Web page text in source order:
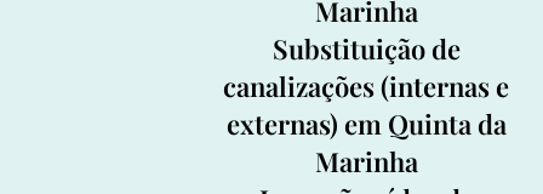
Marinha
Substituição de
canalizações (internas e
externas) em Quinta da
Marinha